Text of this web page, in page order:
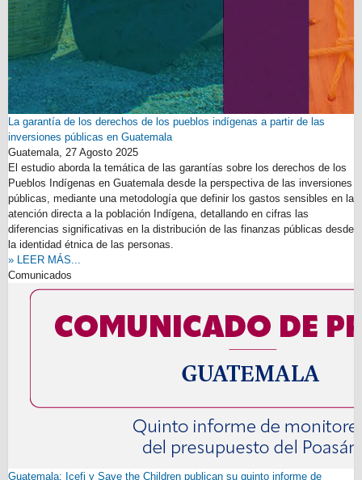
La garantía de los derechos de los pueblos indígenas a partir de las
inversiones públicas en Guatemala
Guatemala, 27 Agosto 2025
El estudio aborda la temática de las garantías sobre los derechos de los
Pueblos Indígenas en Guatemala desde la perspectiva de las inversiones
públicas, mediante una metodología que definir los gastos sensibles en la
atención directa a la población Indígena, detallando en cifras las
diferencias significativas en la distribución de las finanzas públicas desde
la identidad étnica de las personas.
» LEER MÁS...
Comunicados
Guatemala: Icefi y Save the Children publican su quinto informe de